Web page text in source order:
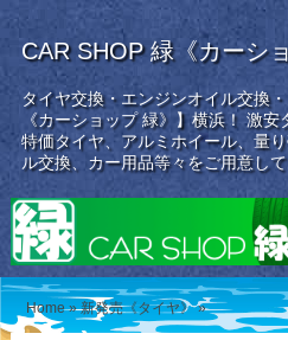
CAR SHOP 緑《カーシ
タイヤ交換・エンジンオイル交換
《カーショップ 緑》】横浜！ 激
特価タイヤ、アルミホイール、量
ル交換、カー用品等々をご用意して
Home »新発売《タイヤ》 »